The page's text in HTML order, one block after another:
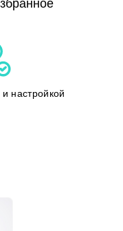
настройкой